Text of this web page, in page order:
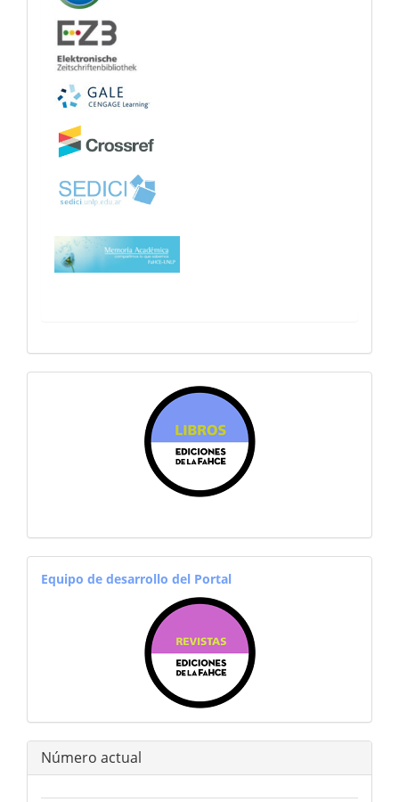
equiporevistas
Equipo de desarrollo del Portal
Número actual